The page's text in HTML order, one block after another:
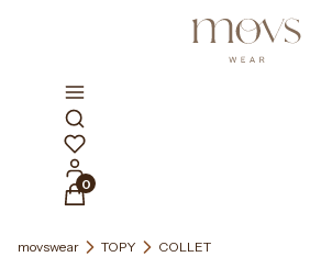
Otwórz wyszukiwarkę
Produkty w koszyku: 0. Zobacz
movswear TOPY COLLET